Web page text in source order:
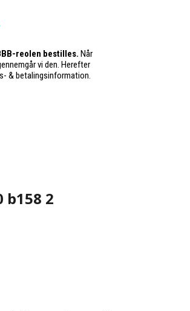
reolen bestilles. Når
vi den. Herefter
& betalingsinformation.
b158 2